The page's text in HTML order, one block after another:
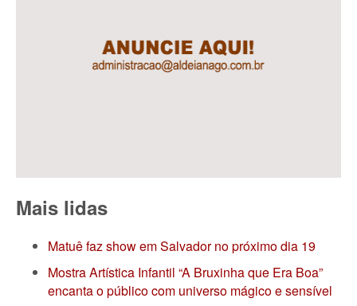
Mais lidas
Matuê faz show em Salvador no próximo dia 19
Mostra Artística Infantil “A Bruxinha que Era Boa”
encanta o público com universo mágico e sensível